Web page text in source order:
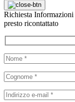
Richiesta Informazioni
presto ricontattato